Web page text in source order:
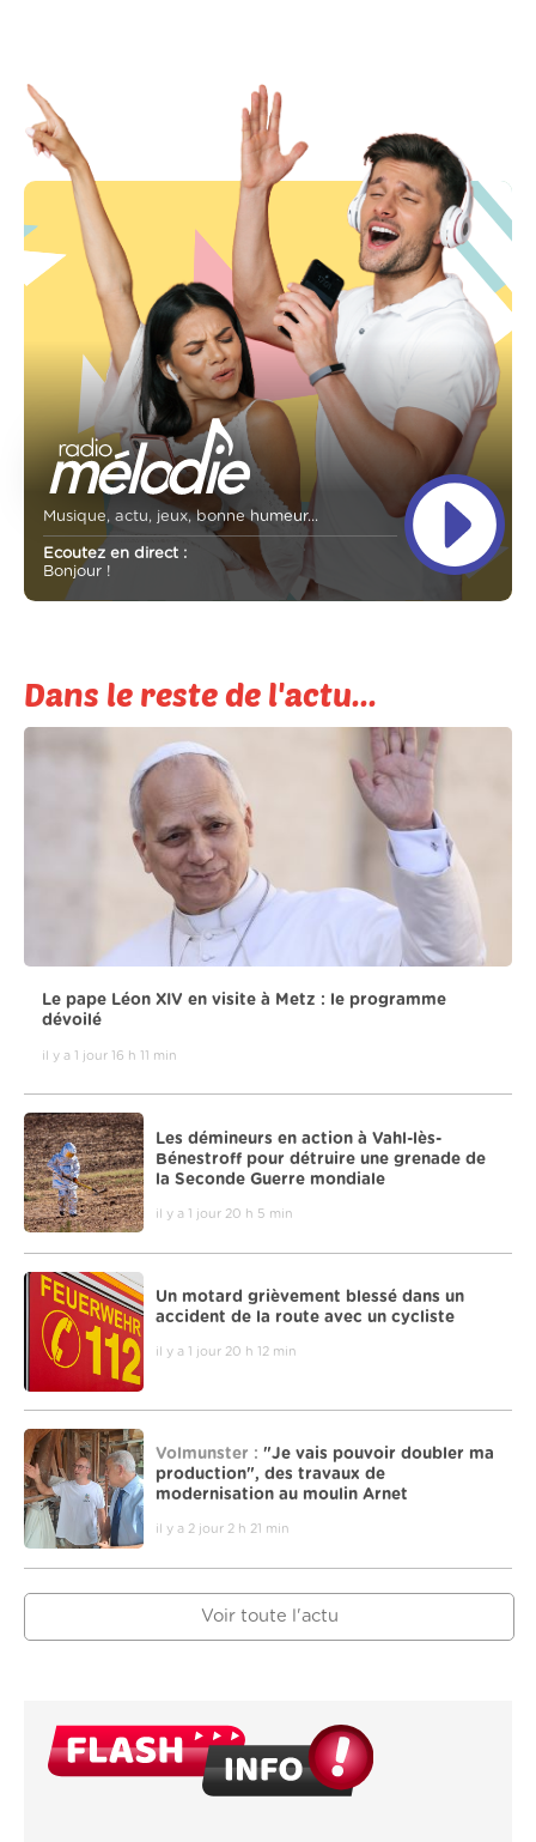
Musique, actu, jeux, bonne humeur...
Ecoutez en direct :
Bonjour !
Dans le reste de l'actu...
Le pape Léon XIV en visite à Metz : le programme
dévoilé
il y a 1 jour 16 h 11 min
Les démineurs en action à Vahl-lès-
Bénestroff pour détruire une grenade de
la Seconde Guerre mondiale
il y a 1 jour 20 h 5 min
Un motard grièvement blessé dans un
accident de la route avec un cycliste
il y a 1 jour 20 h 12 min
Volmunster : "Je vais pouvoir doubler ma
production", des travaux de
modernisation au moulin Arnet
il y a 2 jour 2 h 21 min
Voir toute l'actu